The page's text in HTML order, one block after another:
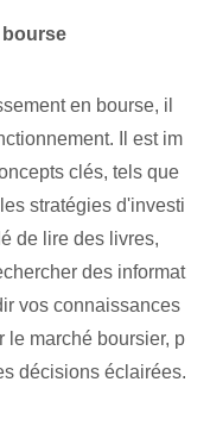
bourse
en bourse, il
Il est im
clés, tels que
stratégies d'investi
de lire des livres,
des informat
vos connaissances
le marché boursier, p
décisions éclairées.